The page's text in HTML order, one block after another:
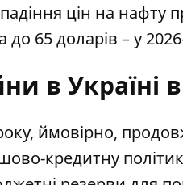
цін на нафту
до 65 доларів – у
в Україні
ймовірно,
кредитну